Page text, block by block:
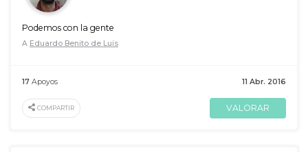
Podemos con la gente
A Eduardo Benito de Luis
11 Abr. 2016
17 Apoyos
COMPARTIR VALORAR